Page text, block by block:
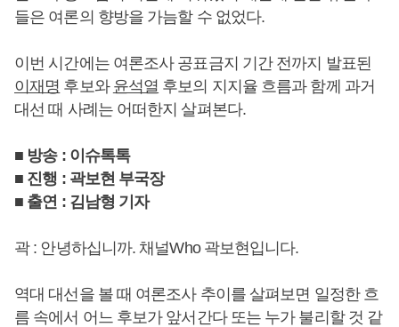
들은 여론의 향방을 가늠할 수 없었다.
이번 시간에는 여론조사 공표금지 기간 전까지 발표된
이재명 후보와 윤석열 후보의 지지율 흐름과 함께 과거
대선 때 사례는 어떠한지 살펴본다.
■ 방송 : 이슈톡톡
■ 진행 : 곽보현 부국장
■ 출연 : 김남형 기자
곽 : 안녕하십니까. 채널Who 곽보현입니다.
역대 대선을 볼 때 여론조사 추이를 살펴보면 일정한 흐
름 속에서 어느 후보가 앞서간다 또는 누가 불리할 것 같